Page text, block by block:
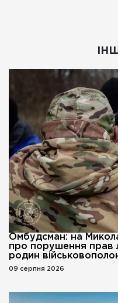
Омбудсман: на
про порушення прав
родин
09 серпня 2026